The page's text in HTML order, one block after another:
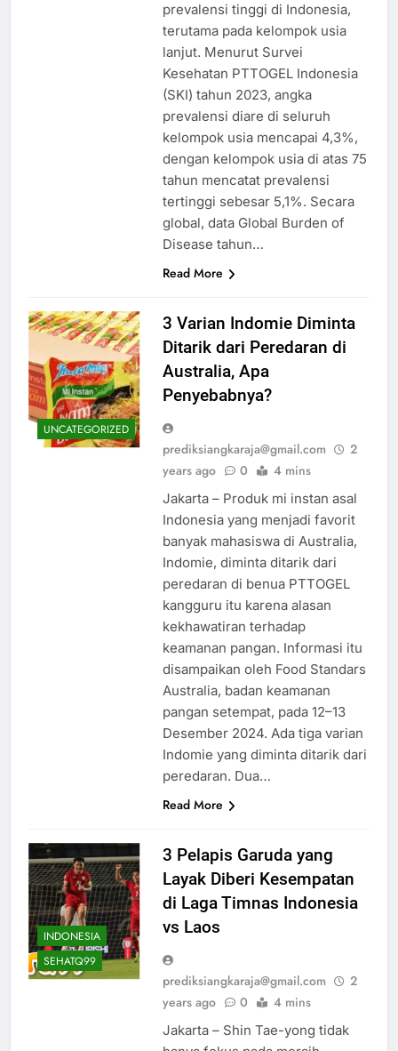
prevalensi tinggi di Indonesia,
terutama pada kelompok usia
lanjut. Menurut Survei
Kesehatan PTTOGEL Indonesia
(SKI) tahun 2023, angka
prevalensi diare di seluruh
kelompok usia mencapai 4,3%,
dengan kelompok usia di atas 75
tahun mencatat prevalensi
tertinggi sebesar 5,1%. Secara
global, data Global Burden of
Disease tahun…
Read More
UNCATEGORIZED
3 Varian Indomie Diminta
Ditarik dari Peredaran di
Australia, Apa
Penyebabnya?
prediksiangkaraja@gmail.com
2
years ago
0 4 mins
Jakarta – Produk mi instan asal
Indonesia yang menjadi favorit
banyak mahasiswa di Australia,
Indomie, diminta ditarik dari
peredaran di benua PTTOGEL
kangguru itu karena alasan
kekhawatiran terhadap
keamanan pangan. Informasi itu
disampaikan oleh Food Standars
Australia, badan keamanan
pangan setempat, pada 12–13
Desember 2024. Ada tiga varian
Indomie yang diminta ditarik dari
peredaran. Dua…
Read More
INDONESIA
SEHATQ99
3 Pelapis Garuda yang
Layak Diberi Kesempatan
di Laga Timnas Indonesia
vs Laos
prediksiangkaraja@gmail.com
2
years ago
0 4 mins
Jakarta – Shin Tae-yong tidak